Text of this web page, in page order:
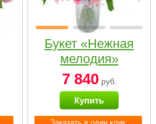
Букет «Нежная
мелодия»
7 840руб.
Купить